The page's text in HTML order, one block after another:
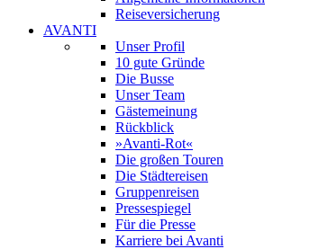
Reiseversicherung
AVANTI
Unser Profil
10 gute Gründe
Die Busse
Unser Team
Gästemeinung
Rückblick
»Avanti-Rot«
Die großen Touren
Die Städtereisen
Gruppenreisen
Pressespiegel
Für die Presse
Karriere bei Avanti